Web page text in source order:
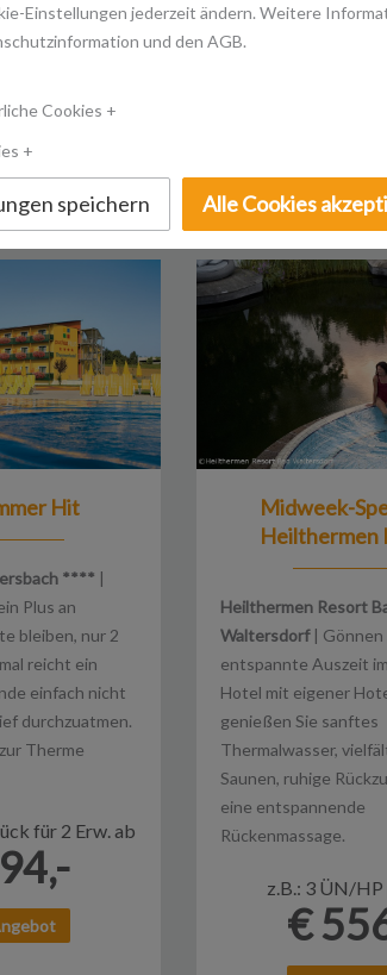
Hit
**** |
Plus an
bleiben, nur 2
reicht ein
einfach nicht
durchzuatmen.
Therme
für 2 Erw. ab
Midweek-
Heilthermen
Heilthermen Resort
Waltersdorf| Gönnen
entspannte Auszeit
Hotel mit eigener
genießen Sie sanftes
Thermalwasser,
Saunen, ruhige
eine entspannende
Rückenmassage.
z.B.: 3 ÜN/HP
€
Einstellungen jederzeit ändern. Weitere
und den AGB.
Cookies
speichern Alle Cookies